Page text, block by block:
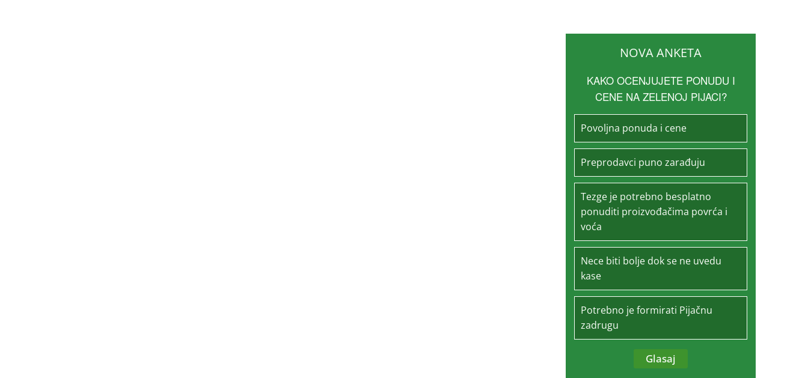
NOVA ANKETA
KAKO OCENJUJETE PONUDU I
CENE NA ZELENOJ PIJACI?
Povoljna ponuda i cene
Preprodavci puno zarađuju
Tezge je potrebno besplatno
ponuditi proizvođačima povrća i
voća
Nece biti bolje dok se ne uvedu
kase
Potrebno je formirati Pijačnu
zadrugu